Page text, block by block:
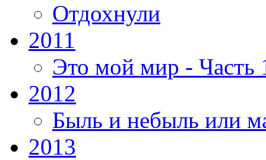
Отдохнули
2011
Это мой мир - Часть
2012
Быль и небыль или
2013